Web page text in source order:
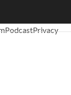
PodcastPrivacy